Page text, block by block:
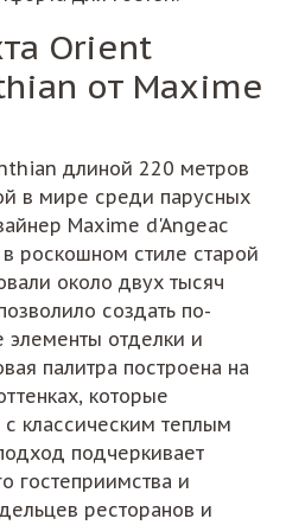
Orient
от Maxime
длиной 220 метров
в мире среди парусных
Maxime d'Angeac
роскошном стиле старой
около двух тысяч
создать по-
элементы отделки и
палитра построена на
которые
классическим теплым
подчеркивает
гостеприимства и
ресторанов и